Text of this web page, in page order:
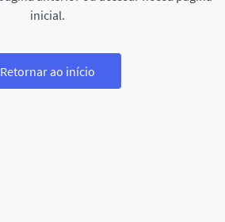
inicial.
Retornar ao início